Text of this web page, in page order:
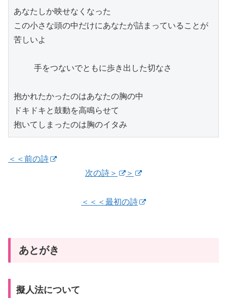
あなたしか映せなくなった
この小さな頭の中だけにあなたが詰まっていることが
苦しいよ
    手をつないでともに歩き出した切なさ
抱かれたかったのはあなたの胸の中
ドキドキと鼓動を高鳴らせて
抱いてしまったのは胸のイタみ
＜＜前の詩
次の詩＞
＞
＜＜＜最初の詩
あとがき
擬人法について